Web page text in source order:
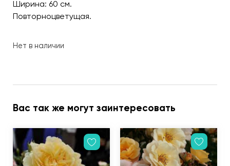
Ширина: 60 см.
Повторноцветущая.
Нет в наличии
Вас так же могут заинтересовать